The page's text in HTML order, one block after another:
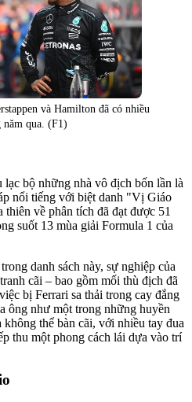
và Hamilton đã có nhiều
năm qua. (F1)
lạc bộ những nhà vô địch bốn lần là
nổi tiếng với biệt danh "Vị Giáo
về phân tích đã đạt được 51
suốt 13 mùa giải Formula 1 của
danh sách này, sự nghiệp của
cãi – bao gồm mối thù địch đã
bị Ferrari sa thải trong cay đắng
ông như một trong những huyền
thể bàn cãi, với nhiều tay đua
thu một phong cách lái dựa vào trí